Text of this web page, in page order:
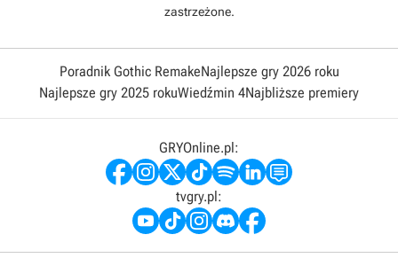
zastrzeżone.
Poradnik Gothic RemakeNajlepsze gry 2026 roku
Najlepsze gry 2025 rokuWiedźmin 4Najbliższe premiery
GRYOnline.pl:
tvgry.pl: